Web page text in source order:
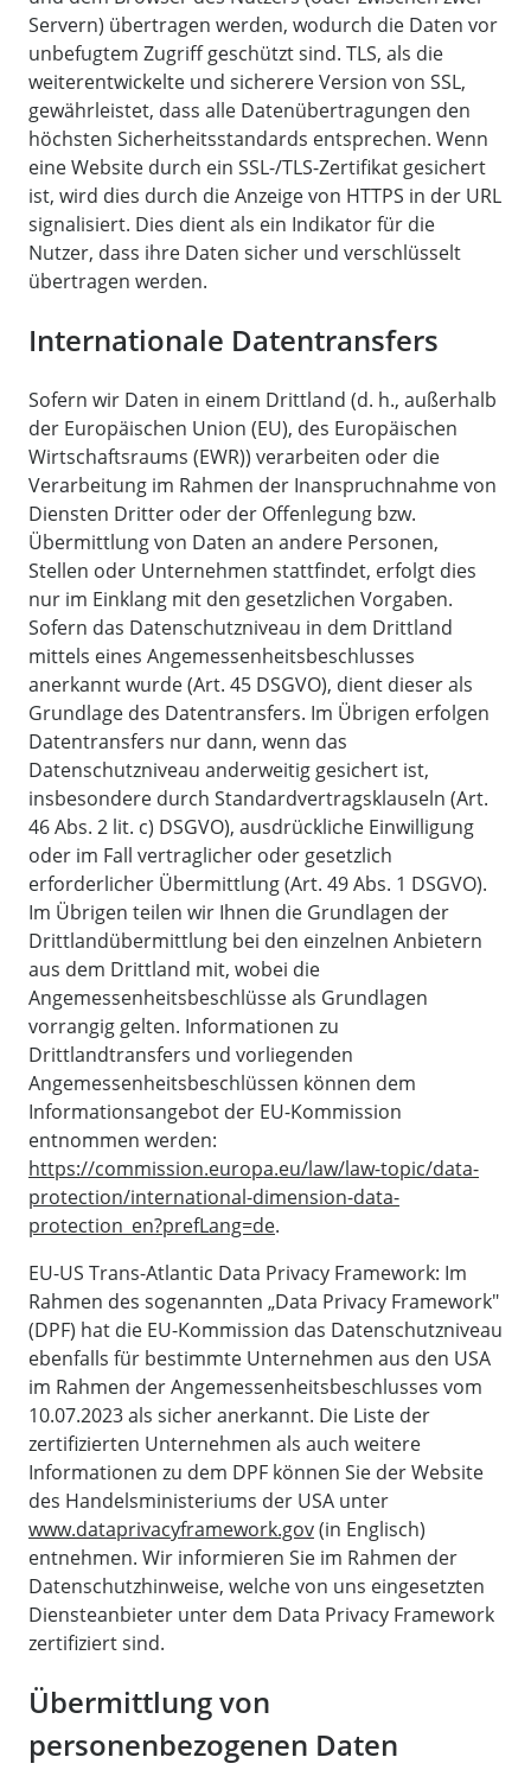
Servern) übertragen werden, wodurch die Daten vor
unbefugtem Zugriff geschützt sind. TLS, als die
weiterentwickelte und sicherere Version von SSL,
gewährleistet, dass alle Datenübertragungen den
höchsten Sicherheitsstandards entsprechen. Wenn
eine Website durch ein SSL-/TLS-Zertifikat gesichert
ist, wird dies durch die Anzeige von HTTPS in der URL
signalisiert. Dies dient als ein Indikator für die
Nutzer, dass ihre Daten sicher und verschlüsselt
übertragen werden.
Internationale Datentransfers
Sofern wir Daten in einem Drittland (d. h., außerhalb
der Europäischen Union (EU), des Europäischen
Wirtschaftsraums (EWR)) verarbeiten oder die
Verarbeitung im Rahmen der Inanspruchnahme von
Diensten Dritter oder der Offenlegung bzw.
Übermittlung von Daten an andere Personen,
Stellen oder Unternehmen stattfindet, erfolgt dies
nur im Einklang mit den gesetzlichen Vorgaben.
Sofern das Datenschutzniveau in dem Drittland
mittels eines Angemessenheitsbeschlusses
anerkannt wurde (Art. 45 DSGVO), dient dieser als
Grundlage des Datentransfers. Im Übrigen erfolgen
Datentransfers nur dann, wenn das
Datenschutzniveau anderweitig gesichert ist,
insbesondere durch Standardvertragsklauseln (Art.
46 Abs. 2 lit. c) DSGVO), ausdrückliche Einwilligung
oder im Fall vertraglicher oder gesetzlich
erforderlicher Übermittlung (Art. 49 Abs. 1 DSGVO).
Im Übrigen teilen wir Ihnen die Grundlagen der
Drittlandübermittlung bei den einzelnen Anbietern
aus dem Drittland mit, wobei die
Angemessenheitsbeschlüsse als Grundlagen
vorrangig gelten. Informationen zu
Drittlandtransfers und vorliegenden
Angemessenheitsbeschlüssen können dem
Informationsangebot der EU-Kommission
entnommen werden:
https://commission.europa.eu/law/law-topic/data-
protection/international-dimension-data-
protection_en?prefLang=de.
EU-US Trans-Atlantic Data Privacy Framework: Im
Rahmen des sogenannten „Data Privacy Framework"
(DPF) hat die EU-Kommission das Datenschutzniveau
ebenfalls für bestimmte Unternehmen aus den USA
im Rahmen der Angemessenheitsbeschlusses vom
10.07.2023 als sicher anerkannt. Die Liste der
zertifizierten Unternehmen als auch weitere
Informationen zu dem DPF können Sie der Website
des Handelsministeriums der USA unter
www.dataprivacyframework.gov(in Englisch)
entnehmen. Wir informieren Sie im Rahmen der
Datenschutzhinweise, welche von uns eingesetzten
Diensteanbieter unter dem Data Privacy Framework
zertifiziert sind.
Übermittlung von
personenbezogenen Daten